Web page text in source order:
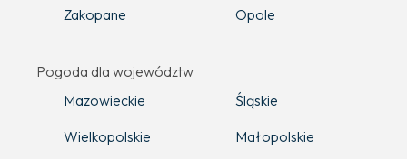
Zakopane
Opole
Pogoda dla województw
Mazowieckie
Śląskie
Wielkopolskie
Małopolskie